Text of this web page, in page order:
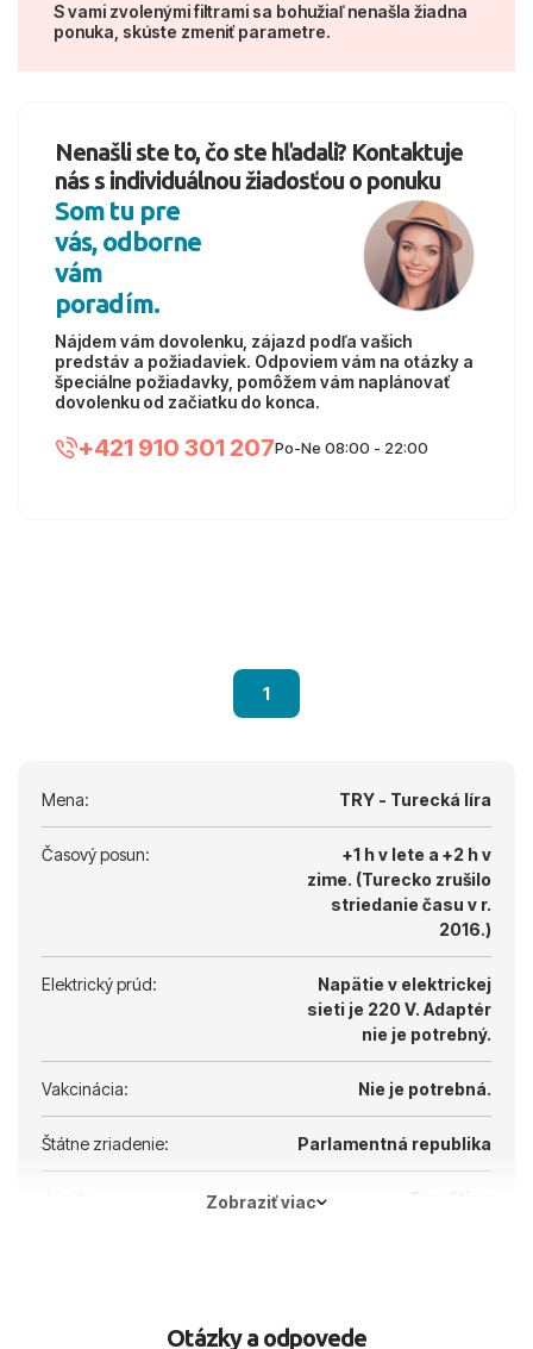
S vami zvolenými filtrami sa bohužiaľ nenašla žiadna
ponuka, skúste zmeniť parametre.
Nenašli ste to, čo ste hľadali? Kontaktuje
nás s individuálnou žiadosťou o ponuku
Som tu pre
vás, odborne
vám
poradím.
Nájdem vám dovolenku, zájazd podľa vašich
predstáv a požiadaviek. Odpoviem vám na otázky a
špeciálne požiadavky, pomôžem vám naplánovať
dovolenku od začiatku do konca.
+421 910 301 207Po-Ne 08:00 - 22:00
1
Mena: TRY - Turecká líra
Časový posun:
+1 h v lete a +2 h v
zime. (Turecko zrušilo
striedanie času v r.
2016.)
Elektrický prúd:
Napätie v elektrickej
sieti je 220 V. Adaptér
nie je potrebný.
Vakcinácia: Nie je potrebná.
Štátne zriadenie: Parlamentná republika
Jazyky: Turečtina
Zobraziť viac
Otázky a odpovede